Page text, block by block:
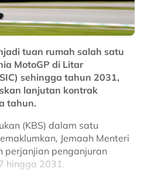
tuan rumah salah satu
MotoGP di Litar
sehingga tahun 2031,
lanjutan kontrak
tahun.
(KBS) dalam satu
Jemaah Menteri
perjanjian penganjuran
hingga 2031.